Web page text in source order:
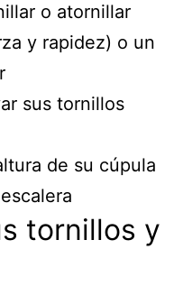
o atornillar
y rapidez) o un
sus tornillos
de su cúpula
tornillos y